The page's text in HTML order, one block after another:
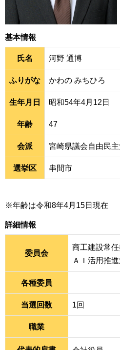
基本情報
氏名 河野 通博
ふりがな かわの みちひろ
生年月日 昭和54年4月12日
年齢 47
会派 宮崎県議会自由民主
選挙区 串間市
※年齢は令和8年4月15日現在
詳細情報
委員会
商工建設常任
ＡＩ活用推
各種委員
当選回数 1回
職業